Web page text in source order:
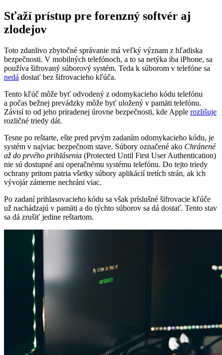
Sťaží prístup pre forenzný softvér aj
zlodejov
Toto zdanlivo zbytočné správanie má veľký význam z hľadiska
bezpečnosti. V mobilných telefónoch, a to sa netýka iba iPhone, sa
používa šifrovaný súborový systém. Teda k súborom v telefóne sa
nedá dostať bez šifrovacieho kľúča.
Tento kľúč môže byť odvodený z odomykacieho kódu telefónu
a počas bežnej prevádzky môže byť uložený v pamäti telefónu.
Závisí to od jeho priradenej úrovne bezpečnosti, kde Apple rozlišuje
rozličné triedy dát.
Tesne po reštarte, ešte pred prvým zadaním odomykacieho kódu, je
systém v najviac bezpečnom stave. Súbory označené ako Chránené
až do prvého prihlásenia (Protected Until First User Authentication)
nie sú dostupné ani operačnému systému telefónu. Do tejto triedy
ochrany pritom patria všetky súbory aplikácií tretích strán, ak ich
vývojár zámerne nechráni viac.
Po zadaní prihlasovacieho kódu sa však príslušné šifrovacie kľúče
už nachádzajú v pamäti a do týchto súborov sa dá dostať. Tento stav
sa dá zrušiť jedine reštartom.